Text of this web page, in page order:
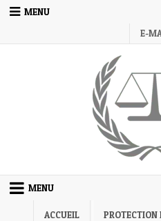
Skip
MENU
E-
MENU
ACCUEIL PROTECTION